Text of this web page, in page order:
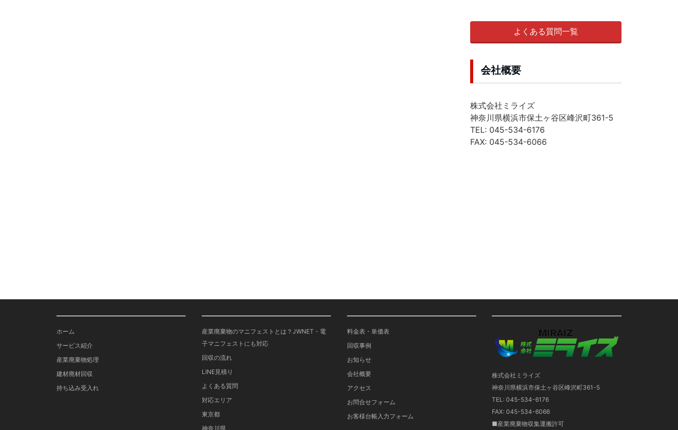
よくある質問一覧
会社概要
株式会社ミライズ
神奈川県横浜市保土ヶ谷区峰沢町361-5
TEL: 045-534-6176
FAX: 045-534-6066
ホーム
サービス紹介
産業廃棄物処理
建材廃材回収
持ち込み受入れ
産業廃棄物のマニフェストとは？JWNET・電
子マニフェストにも対応
回収の流れ
LINE見積り
よくある質問
対応エリア
東京都
神奈川県
料金表・単価表
回収事例
お知らせ
会社概要
アクセス
お問合せフォーム
お客様台帳入力フォーム
株式会社ミライズ
神奈川県横浜市保土ヶ谷区峰沢町361-5
TEL: 045-534-6176
FAX: 045-534-6066
■産業廃棄物収集運搬許可